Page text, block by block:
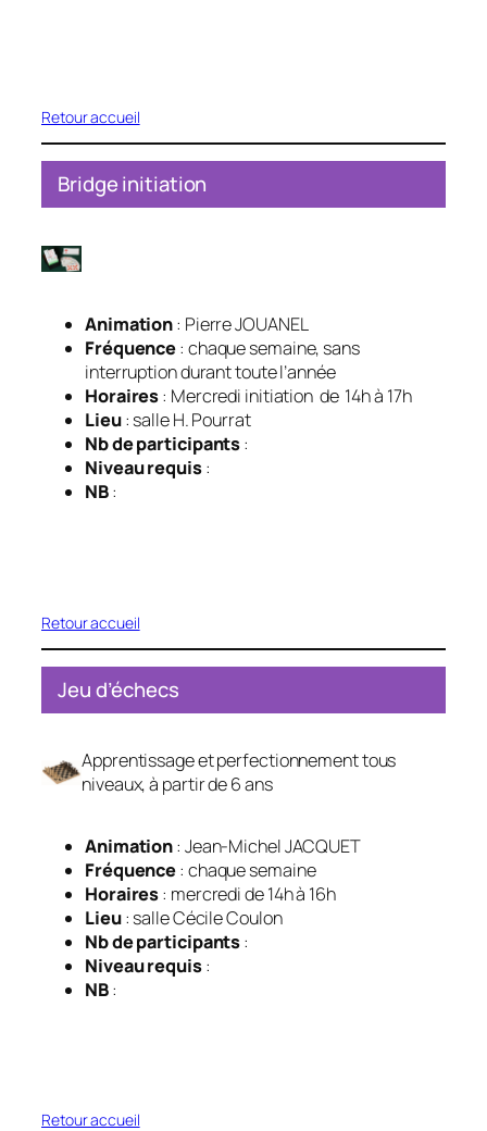
Retour accueil
Bridge initiation
Animation: Pierre JOUANEL
Fréquence: chaque semaine, sans
interruption durant toute l’année
Horaires: Mercredi initiation de 14h à 17h
Lieu: salle H. Pourrat
Nb de participants:
Niveau requis:
NB:
Retour accueil
Jeu d’échecs
Apprentissage et perfectionnement tous
niveaux, à partir de 6 ans
Animation: Jean-Michel JACQUET
Fréquence: chaque semaine
Horaires: mercredi de 14h à 16h
Lieu: salle Cécile Coulon
Nb de participants:
Niveau requis:
NB:
Retour accueil